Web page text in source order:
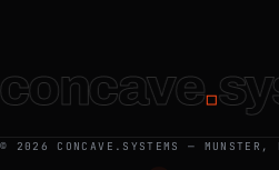
.
© 2026 CONCAVE.SYSTEMS — MUNSTER,